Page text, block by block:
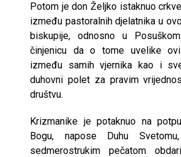
Potom je don Željko istaknuo
između pastoralnih djelatnika u
biskupije, odnosno u
činjenicu da o tome uvelike
između samih vjernika kao i
duhovni polet za pravim
društvu.
Krizmanike je potaknuo na
Bogu, napose Duhu
sedmerostrukim pečatom